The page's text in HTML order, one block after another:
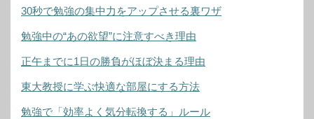
30秒で勉強の集中力をアップさせる裏ワザ
勉強中の“あの欲望”に注意すべき理由
正午までに1日の勝負がほぼ決まる理由
東大教授に学ぶ快適な部屋にする方法
勉強で「効率よく気分転換する」ルール